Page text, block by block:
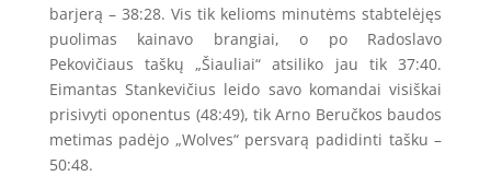
barjerą – 38:28. Vis tik kelioms minutėms stabtelėjęs
puolimas kainavo brangiai, o po Radoslavo
Pekovičiaus taškų „Šiauliai“ atsiliko jau tik 37:40.
Eimantas Stankevičius leido savo komandai visiškai
prisivyti oponentus (48:49), tik Arno Beručkos baudos
metimas padėjo „Wolves“ persvarą padidinti tašku –
50:48.